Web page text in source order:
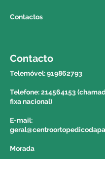
açores. Para saber o
informação a um colega
balcão.
Contactos
Contacto
Telemóvel:919862793
Telefone: 214564153
fixa nacional)
E-mail:
Morada